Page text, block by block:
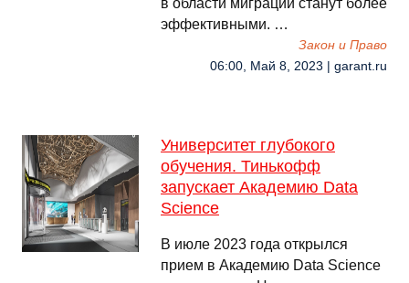
в области миграции станут более
эффективными. …
Закон и Право
06:00, Май 8, 2023 | garant.ru
Университет глубокого
обучения. Тинькофф
запускает Академию Data
Science
В июле 2023 года открылся
прием в Академию Data Science